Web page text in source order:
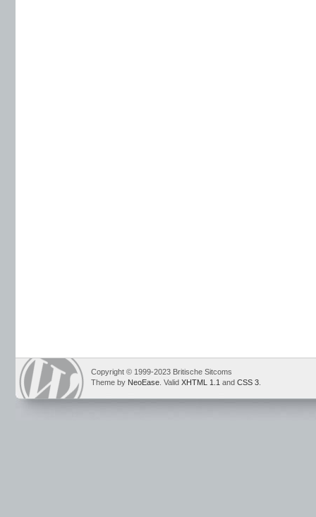
Copyright © 1999-2023 Britische Sitcoms
Theme by NeoEase . Valid XHTML 1.1 and CSS 3